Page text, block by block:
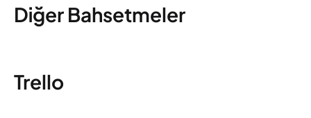
Diğer Bahsetmeler
Trello